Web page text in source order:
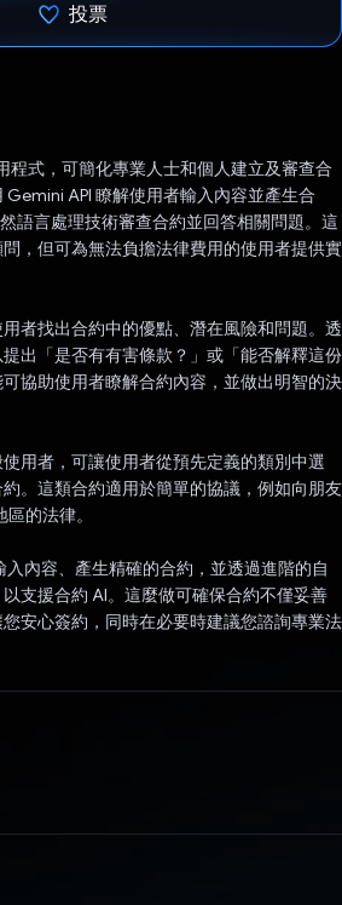
投票
程式，可簡化專業人士和個人建立及審查合
API 瞭解使用者輸入內容並產生合
語言處理技術審查合約並回答相關問題。這
，但可為無法負擔法律費用的使用者提供實
用者找出合約中的優點、潛在風險和問題。透
出「是否有有害條款？」或「能否解釋這份
協助使用者瞭解合約內容，並做出明智的決
用者，可讓使用者從預先定義的類別中選
。這類合約適用於簡單的協議，例如向朋友
的法律。
內容、產生精確的合約，並透過進階的自
支援合約 AI。這麼做可確保合約不僅妥善
安心簽約，同時在必要時建議您諮詢專業法